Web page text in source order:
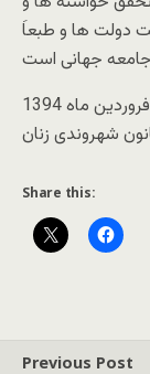
دولت ها و طبعاَ
شهروندی زنان
Share this:
Previous Post